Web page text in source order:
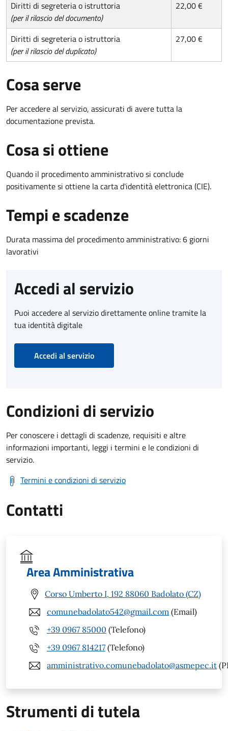
Diritti di segreteria o istruttoria
(per il rilascio del documento)
22,00 €
Diritti di segreteria o istruttoria
(per il rilascio del duplicato)
27,00 €
Cosa serve
Per accedere al servizio, assicurati di avere tutta la
documentazione prevista.
Cosa si ottiene
Quando il procedimento amministrativo si conclude
positivamente si ottiene la carta d'identità elettronica (CIE).
Tempi e scadenze
Durata massima del procedimento amministrativo: 6 giorni
lavorativi
Accedi al servizio
Puoi accedere al servizio direttamente online tramite la
tua identità digitale
Accedi al servizio
Condizioni di servizio
Per conoscere i dettagli di scadenze, requisiti e altre
informazioni importanti, leggi i termini e le condizioni di
servizio.
Termini e condizioni di servizio
Contatti
Area Amministrativa
Corso Umberto I, 192 88060 Badolato (CZ)
comunebadolato542@gmail.com (Email)
+39 0967 85000 (Telefono)
+39 0967 814217 (Telefono)
amministrativo.comunebadolato@asmepec.it
Strumenti di tutela